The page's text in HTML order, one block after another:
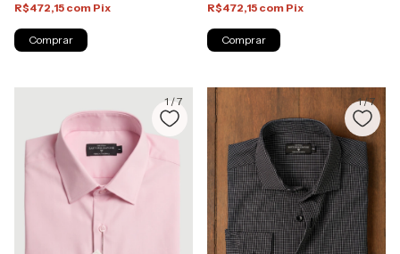
R$472,15 com Pix
Comprar
R$472,15 com Pix
Comprar
1 /7 1/7